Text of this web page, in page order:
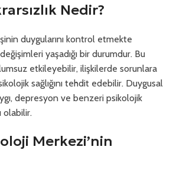
Nedir?
duygularını kontrol etmekte
yaşadığı bir durumdur. Bu
etkileyebilir, ilişkilerde sorunlara
sağlığını tehdit edebilir. Duygusal
depresyon ve benzeri psikolojik
olabilir.
Merkezi’nin